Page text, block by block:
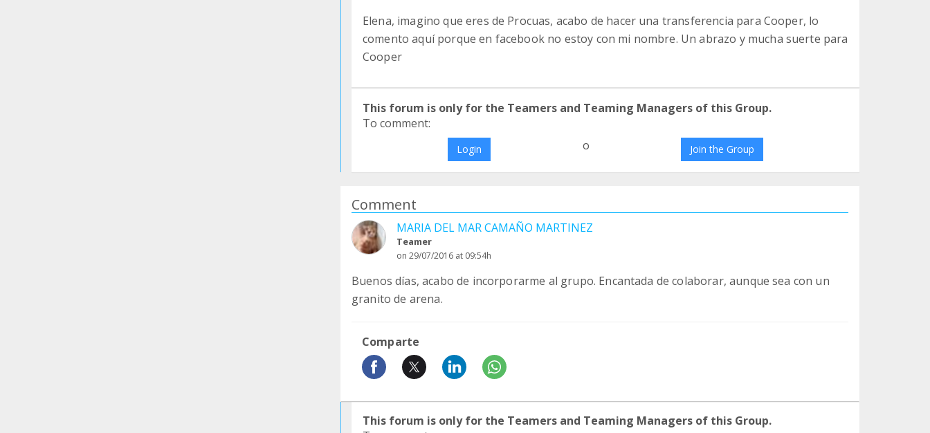
Elena, imagino que eres de Procuas, acabo de hacer una transferencia para Cooper, lo
comento aquí porque en facebook no estoy con mi nombre. Un abrazo y mucha suerte para
Cooper
This forum is only for the Teamers and Teaming Managers of this Group.
To comment:
Login o Join the Group
Comment
MARIA DEL MAR CAMAÑO MARTINEZ
Teamer
on 29/07/2016 at 09:54h
Buenos días, acabo de incorporarme al grupo. Encantada de colaborar, aunque sea con un
granito de arena.
Comparte
This forum is only for the Teamers and Teaming Managers of this Group.